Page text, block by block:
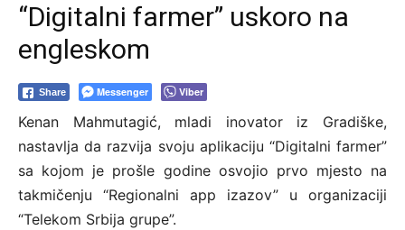
“Digitalni farmer” uskoro na
engleskom
Share Messenger Viber
Kenan Mahmutagić, mladi inovator iz Gradiške,
nastavlja da razvija svoju aplikaciju “Digitalni farmer”
sa kojom je prošle godine osvojio prvo mjesto na
takmičenju “Regionalni app izazov” u organizaciji
“Telekom Srbija grupe”.